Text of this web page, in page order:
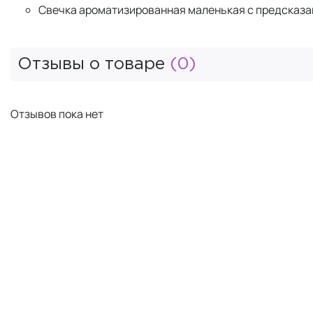
Свечка ароматизированная маленькая с
Отзывы о товаре (0)
Отзывов пока нет